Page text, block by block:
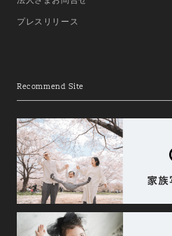
プレスリリース
Recommend Site